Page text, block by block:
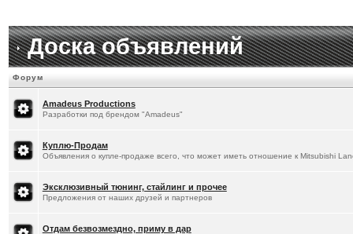
Доска объявлений
Форум
Amadeus Productions
Разработки под брендом "Amadeus"
Куплю-Продам
Объявления о купле-продаже всего, что может иметь отношение к Mitsubishi
Эксклюзивный тюнинг, стайлинг и прочее
Предложения от наших друзей и партнеров
Отдам безвозмездно, приму в дар